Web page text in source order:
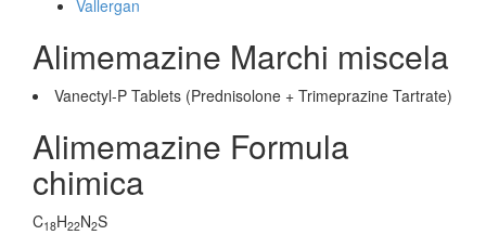
Vallergan
Alimemazine Marchi miscela
Vanectyl-P Tablets (Prednisolone + Trimeprazine Tartrate)
Alimemazine Formula
chimica
C18H22N2S